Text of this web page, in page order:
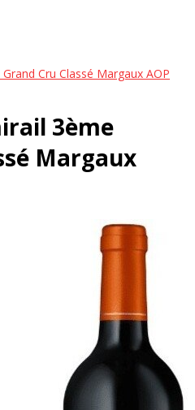
Cru Classé Margaux AOP
3ème
Margaux